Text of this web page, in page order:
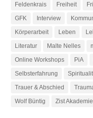
Feldenkrais
Freiheit
GFK
Interview
Körperarbeit
Leben
Literatur
Malte Nelles
Online Workshops
PiA
Selbsterfahrung
Trauer & Abschied
Wolf Büntig
Zist Akademie